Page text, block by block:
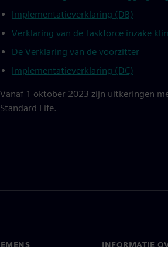
Implementatieverklaring (DB)
Verklaring van de Taskforce inzake
De Verklaring van de voorzitter
Implementatieverklaring (DC)
Vanaf 1 oktober 2023 zijn uitkeringen
Standard Life.
INFORMATIE